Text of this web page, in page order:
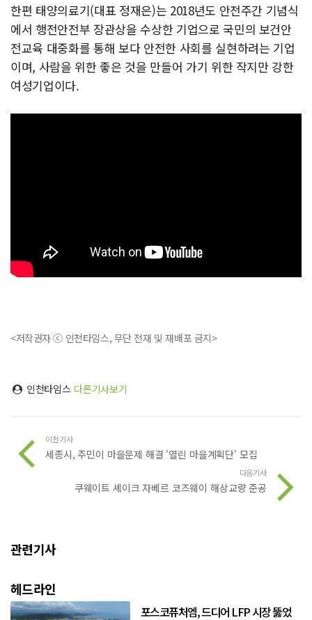
한편 태양의료기(대표 정재은)는 2018년도 안전주간 기념식
에서 행전안전부 장관상을 수상한 기업으로 국민의 보건안
전교육 대중화를 통해 보다 안전한 사회를 실현하려는 기업
이며, 사람을 위한 좋은 것을 만들어 가기 위한 작지만 강한
여성기업이다.
<저작권자 ⓒ 인천타임스, 무단 전재 및 재배포 금지>
인천타임스 다른기사보기
이전기사
세종시, 주민이 마을문제 해결 '열린 마을계획단' 모집
다음기사
쿠웨이트 셰이크 자베르 코즈웨이 해상교량 준공
관련기사
헤드라인
포스코퓨처엠, 드디어 LFP 시장 뚫었